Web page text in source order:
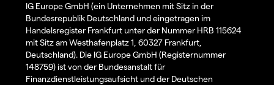
IG Europe GmbH (ein Unternehmen mit Sitz in der
Bundesrepublik Deutschland und eingetragen im
Handelsregister Frankfurt unter der Nummer HRB 115624
mit Sitz am Westhafenplatz 1, 60327 Frankfurt,
Deutschland). Die IG Europe GmbH (Registernummer
148759) ist von der Bundesanstalt für
Finanzdienstleistungsaufsicht und der Deutschen